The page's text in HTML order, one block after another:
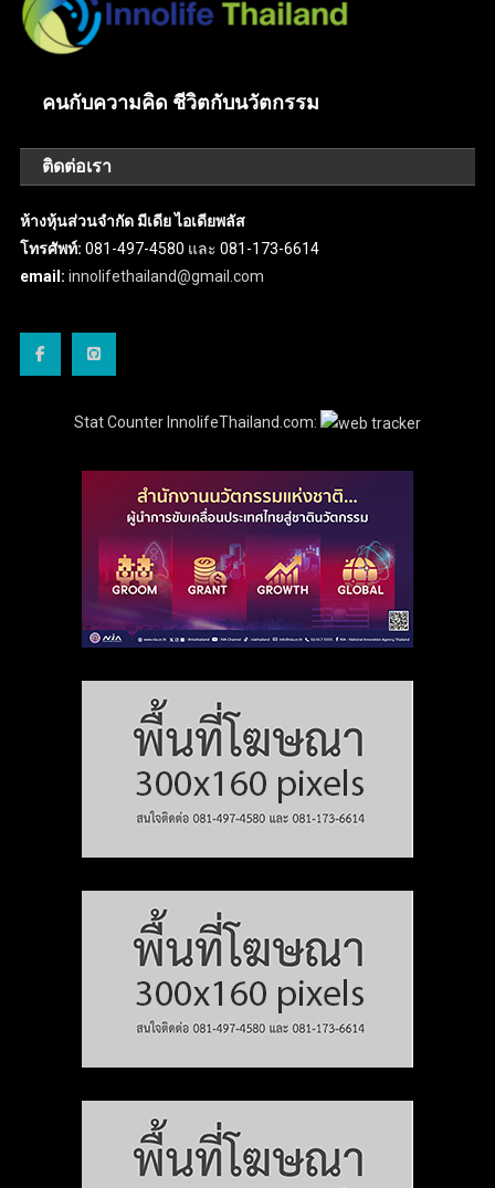
คนกับความคิด ชีวิตกับนวัตกรรม
ติดต่อเรา
ห้างหุ้นส่วนจำกัด มีเดีย ไอเดียพลัส
โทรศัพท์: 081-497-4580 และ 081-173-6614
email: innolifethailand@gmail.com
Stat Counter InnolifeThailand.com: